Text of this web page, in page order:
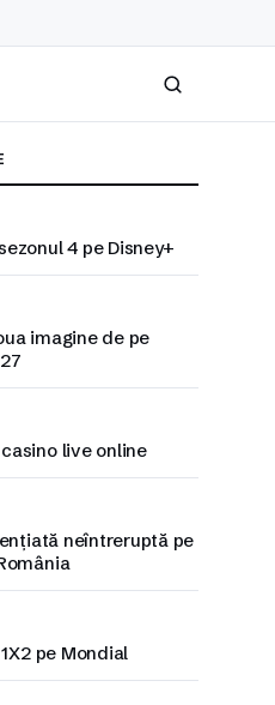
Caută
4 pe Disney+
imagine de pe
live online
neîntreruptă pe
pe Mondial